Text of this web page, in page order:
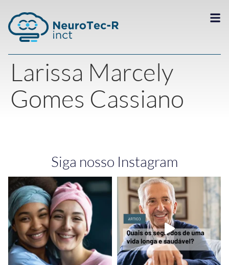
Larissa Marcely
Gomes Cassiano
Siga nosso Instagram